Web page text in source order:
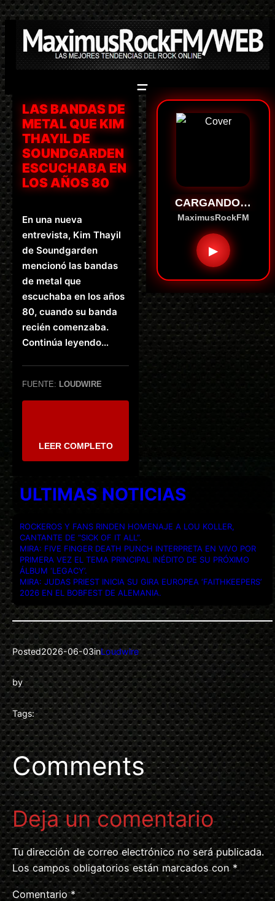
Saltar
al
contenido
LAS BANDAS DE
METAL QUE KIM
THAYIL DE
SOUNDGARDEN
ESCUCHABA EN
LOS AÑOS 80
En una nueva
entrevista, Kim Thayil
de Soundgarden
mencionó las bandas
de metal que
escuchaba en los años
80, cuando su banda
recién comenzaba.
Continúa leyendo…
FUENTE: LOUDWIRE
LEER COMPLETO
CARGANDO…
MaximusRockFM
▶
ULTIMAS NOTICIAS
ROCKEROS Y FANS RINDEN HOMENAJE A LOU KOLLER,
CANTANTE DE “SICK OF IT ALL”.
MIRA: FIVE FINGER DEATH PUNCH INTERPRETA EN VIVO POR
PRIMERA VEZ EL TEMA PRINCIPAL INÉDITO DE SU PRÓXIMO
ÁLBUM ‘LEGACY’.
MIRA: JUDAS PRIEST INICIA SU GIRA EUROPEA ‘FAITHKEEPERS’
2026 EN EL BOBFEST DE ALEMANIA.
Posted2026-06-03inLoudwire
by
Tags:
Comments
Deja un comentario
Tu dirección de correo electrónico no será publicada.
Los campos obligatorios están marcados con*
Comentario*